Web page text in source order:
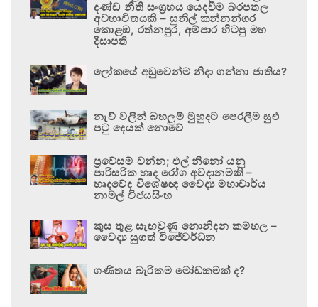
දණ්ඩ නීති සංග්‍රහය යෙදවීම බරපතල
අවභාවිතයකි – සුනිල් කන්නන්ගර
කොළඹ, රත්නපුර, අම්පාර හිටපු මහ
දිසාපති
ලෝකයේ අඩුවෙන්ම නිදා ගන්නා ජාතිය?
නැව් වලින් බහලුම් මුහුදට පෙරලීම සුළු
පටු දෙයක් නොවේ
ප්‍රවේසම් වන්න; එල් නිනෝ යනු
පාරිසරික හෘද රෝග අවදානමකි –
හෘදවේද විශේෂඥ වෛද්‍ය මහාචාර්ය
නාමල් විජයසිංහ
කුස තුළ සැඟවුණු නොනිදන කම්හල –
වෛද්‍ය සුගත් විජේවර්ධන
ගණිතය බැරිකම මෝඩකමක් ද?